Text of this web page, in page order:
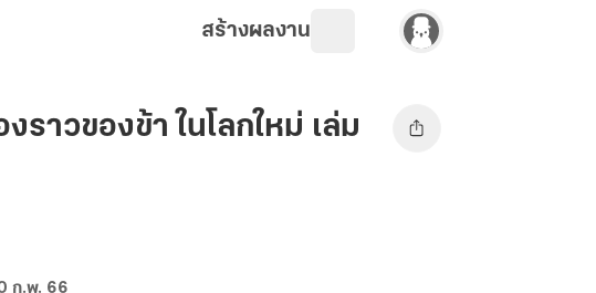
สร้างผลงาน
าวของข้า ในโลกใหม่ เล่ม
ก.พ. 66